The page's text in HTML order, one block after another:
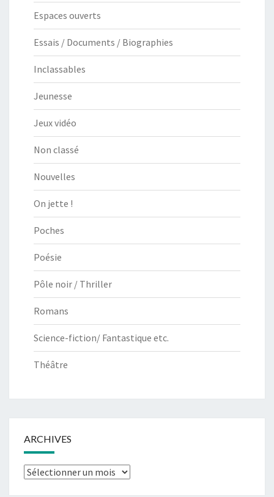
Espaces ouverts
Essais / Documents / Biographies
Inclassables
Jeunesse
Jeux vidéo
Non classé
Nouvelles
On jette !
Poches
Poésie
Pôle noir / Thriller
Romans
Science-fiction/ Fantastique etc.
Théâtre
ARCHIVES
Archives